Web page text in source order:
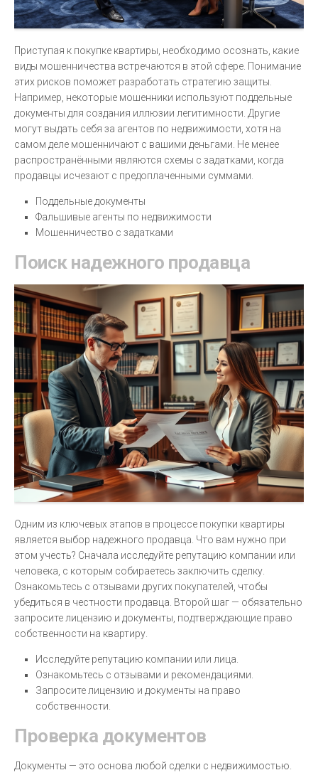
Приступая к покупке квартиры, необходимо осознать, какие
виды мошенничества встречаются в этой сфере. Понимание
этих рисков поможет разработать стратегию защиты.
Например, некоторые мошенники используют поддельные
документы для создания иллюзии легитимности. Другие
могут выдать себя за агентов по недвижимости, хотя на
самом деле мошенничают с вашими деньгами. Не менее
распространёнными являются схемы с задатками, когда
продавцы исчезают с предоплаченными суммами.
Поддельные документы
Фальшивые агенты по недвижимости
Мошенничество с задатками
Поиск надежного продавца
Одним из ключевых этапов в процессе покупки квартиры
является выбор надежного продавца. Что вам нужно при
этом учесть? Сначала исследуйте репутацию компании или
человека, с которым собираетесь заключить сделку.
Ознакомьтесь с отзывами других покупателей, чтобы
убедиться в честности продавца. Второй шаг — обязательно
запросите лицензию и документы, подтверждающие право
собственности на квартиру.
Исследуйте репутацию компании или лица.
Ознакомьтесь с отзывами и рекомендациями.
Запросите лицензию и документы на право
собственности.
Проверка документов
Документы — это основа любой сделки с недвижимостью.